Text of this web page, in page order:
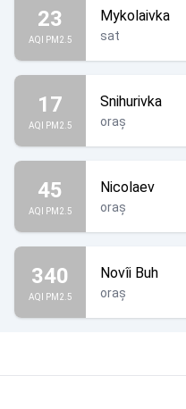
23
AQI PM2.5
Mykolaivka
sat
17
AQI PM2.5
Snihurivka
oraș
45
AQI PM2.5
Nicolaev
oraș
340
AQI PM2.5
Novîi Buh
oraș